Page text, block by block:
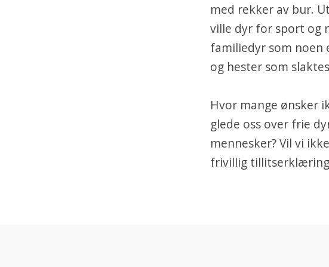
med rekker av bur.
ville dyr for sport og
familiedyr som noen
og hester som
Hvor mange ønsker
glede oss over frie
mennesker? Vil vi
frivillig